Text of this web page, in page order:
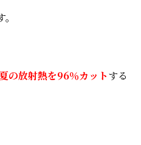
の放射熱を96％カットする